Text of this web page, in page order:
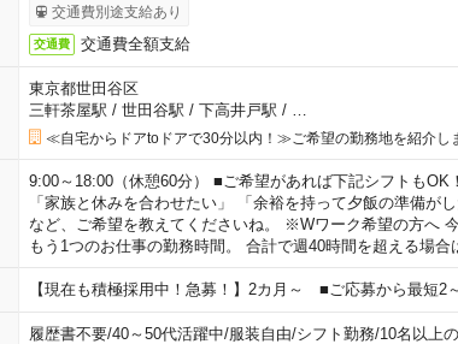
交通費別途支給あり
交通費 交通費全額支給
東京都世田谷区
三軒茶屋駅 / 世田谷駅 / 下高井戸駅 /
≪自宅からドアtoドアで30分以内！≫ご希望の勤務地を紹介し
9:00～18:00（休憩60分） ■ご希望があれば下記シフトも
「家族と休みを合わせたい」 「余裕を持って夕飯の準備が
など、ご希望を教えてくださいね。 ※Wワーク希望の方へ
もう1つのお仕事の勤務時間。 合計で週40時間を超える場合
【現在も積極採用中！急募！】2カ月～ ■ご応募から最短2
履歴書不要/40～50代活躍中/服装自由/シフト勤務/10名以上